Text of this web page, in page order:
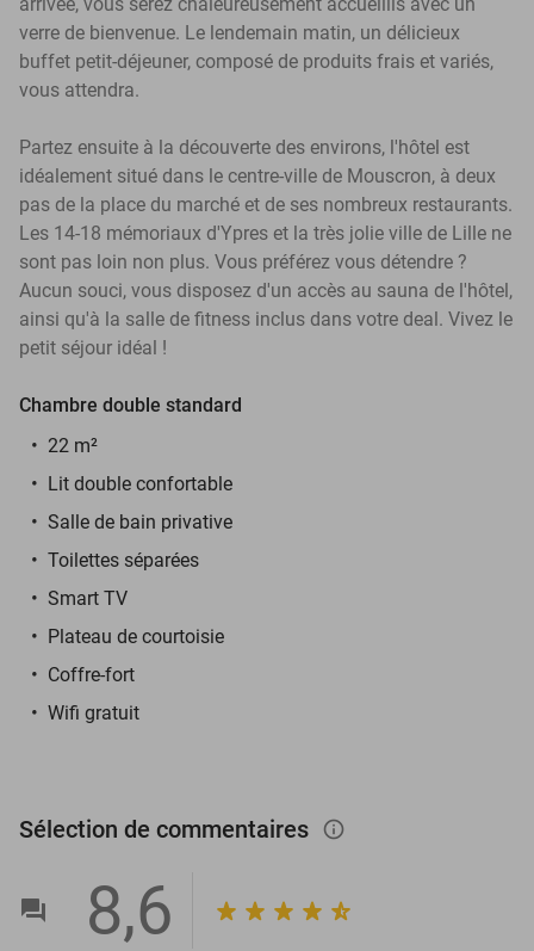
verre de bienvenue. Le lendemain matin, un délicieux
buffet petit-déjeuner, composé de produits frais et variés,
vous attendra.
Partez ensuite à la découverte des environs, l'hôtel est
idéalement situé dans le centre-ville de Mouscron, à deux
pas de la place du marché et de ses nombreux restaurants.
Les 14-18 mémoriaux d'Ypres et la très jolie ville de Lille ne
sont pas loin non plus. Vous préférez vous détendre ?
Aucun souci, vous disposez d'un accès au sauna de l'hôtel,
ainsi qu'à la salle de fitness inclus dans votre deal. Vivez le
petit séjour idéal !
Chambre double standard
22 m²
Lit double confortable
Salle de bain privative
Toilettes séparées
Smart TV
Plateau de courtoisie
Coffre-fort
Wifi gratuit
Sélection de commentaires info_outlined
8,6